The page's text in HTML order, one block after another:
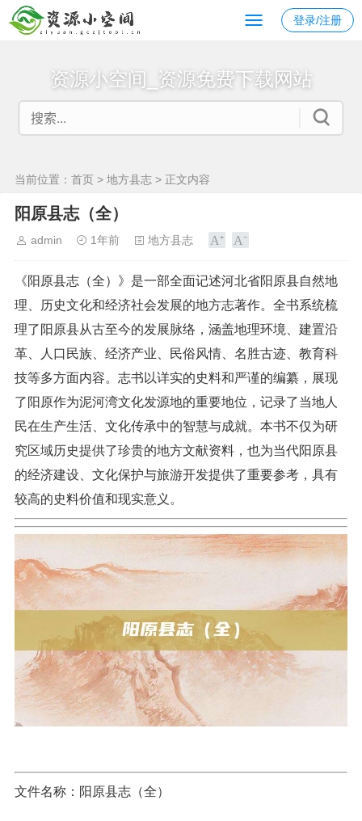
登录/注册
资源小空间_资源免费下载网站
当前位置： 首页 > 地方县志 > 正文内容
阳原县志（全）
admin 1年前 地方县志
《阳原县志（全）》是一部全面记述河北省阳原县自然地
理、历史文化和经济社会发展的地方志著作。全书系统梳
理了阳原县从古至今的发展脉络，涵盖地理环境、建置沿
革、人口民族、经济产业、民俗风情、名胜古迹、教育科
技等多方面内容。志书以详实的史料和严谨的编纂，展现
了阳原作为泥河湾文化发源地的重要地位，记录了当地人
民在生产生活、文化传承中的智慧与成就。本书不仅为研
究区域历史提供了珍贵的地方文献资料，也为当代阳原县
的经济建设、文化保护与旅游开发提供了重要参考，具有
较高的史料价值和现实意义。
文件名称：阳原县志（全）